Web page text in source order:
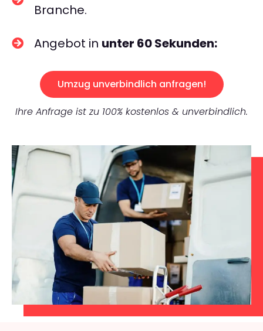
Branche.
Angebot in unter 60 Sekunden:
Umzug unverbindlich anfragen!
Ihre Anfrage ist zu 100% kostenlos & unverbindlich.